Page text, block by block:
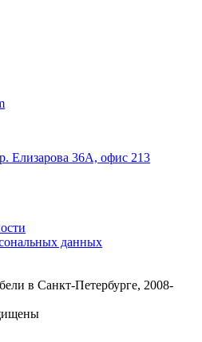
Елизарова 36А, офис 213
данных
в Санкт-Петербурге, 2008-